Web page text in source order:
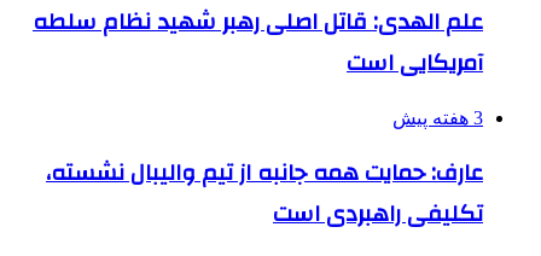
علم الهدی: قاتل اصلی رهبر شهید نظام سلطه
آمریکایی است
3 هفته پیش
عارف: حمایت همه جانبه از تیم والیبال نشسته،
تکلیفی راهبردی است